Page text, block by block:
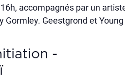
accompagnés par un
Gormley. Geestgrond et
-